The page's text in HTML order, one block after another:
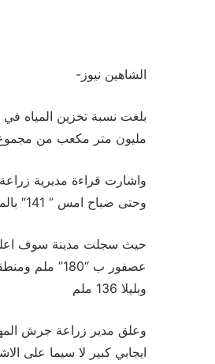
الشاهين نيوز-
مليون متر مكعب من مجموع سعته
واشارت قراءة مديرية
وحتى صباح امس ” 141″ بالمائة من المعدل السنوي العام البالغ ” 430″ ملم
وبليلا 136 ملم
وعلق مدير زراعة جرش
ايجابي كبير لا سيما على